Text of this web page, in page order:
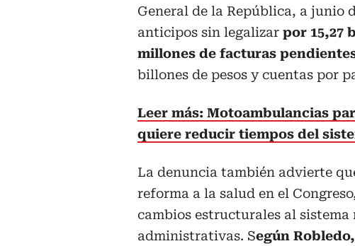
General de la República, a junio
anticipos sin legalizar por 15,27
millones de facturas
billones de pesos y cuentas por
Leer más: Motoambulancias
quiere reducir tiempos del
La denuncia también advierte
reforma a la salud en el
cambios estructurales al
administrativas. Según